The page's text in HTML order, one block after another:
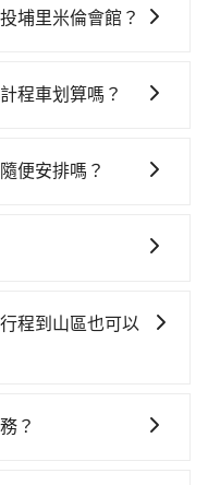
，左營-台中一天最
、現場購票並於月台
程車，搭上小黃後約
均每人花費為1,290
擔170元車資，而且更
，現在還不馬上來預
埔里米倫會館？
），最重要的是你
外加收$3.2，從高雄
將eTag和可能的每小
Vios這類乘坐體驗較
沒有較大的七人座
都好像在開樂透一
程車划算嗎？
等。依照里程跳錶計
4%、密度僅雙北的
便安排嗎？
，行程都是可以依照
台灣法律，無論是清
、就醫回診、登山露
都能滿足你。乘車
程到山區也可以
過海拔1500公尺來進
？